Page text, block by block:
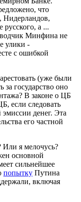
что
Нидерландов,
а ...
Минфина не
улики -
с ошибкой
(уже были
государство оно
В законе о ЦБ
если следовать
денег. Эта
его частной
Или я мелочусь?
основной
сильнейшее
попытку Путина
включая